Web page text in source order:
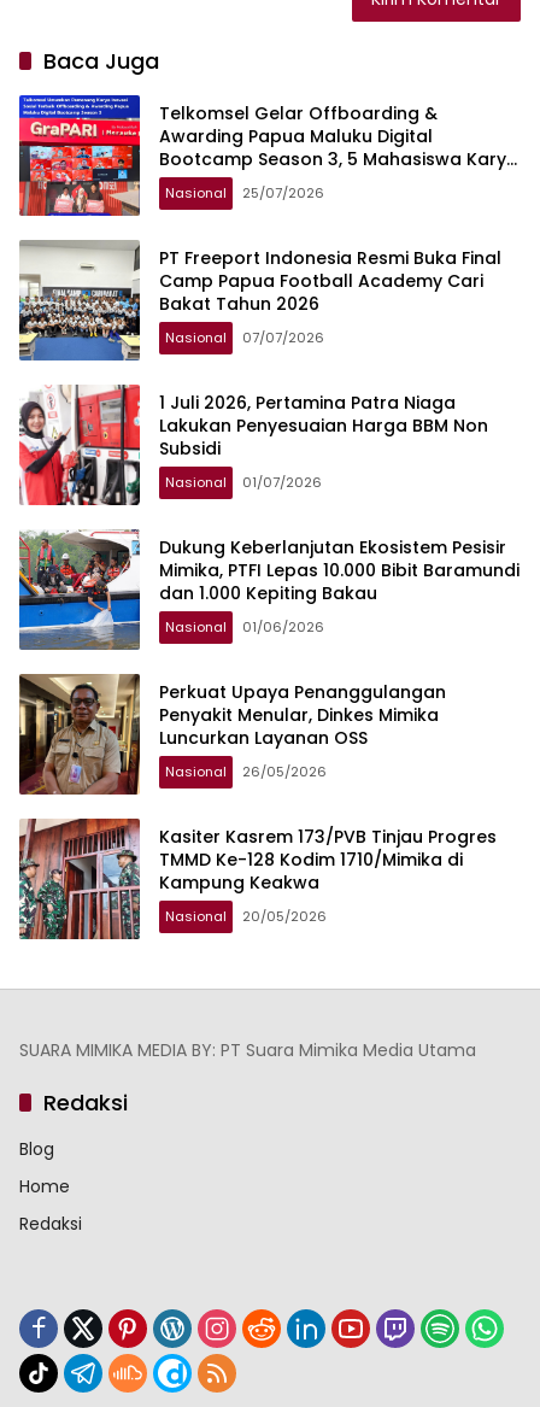
Baca Juga
Telkomsel Gelar Offboarding &
Awarding Papua Maluku Digital
Bootcamp Season 3, 5 Mahasiswa Karya
Terbaik Terima Penghargaan
Nasional 25/07/2026
PT Freeport Indonesia Resmi Buka Final
Camp Papua Football Academy Cari
Bakat Tahun 2026
Nasional 07/07/2026
1 Juli 2026, Pertamina Patra Niaga
Lakukan Penyesuaian Harga BBM Non
Subsidi
Nasional 01/07/2026
Dukung Keberlanjutan Ekosistem Pesisir
Mimika, PTFI Lepas 10.000 Bibit Baramundi
dan 1.000 Kepiting Bakau
Nasional 01/06/2026
Perkuat Upaya Penanggulangan
Penyakit Menular, Dinkes Mimika
Luncurkan Layanan OSS
Nasional 26/05/2026
Kasiter Kasrem 173/PVB Tinjau Progres
TMMD Ke-128 Kodim 1710/Mimika di
Kampung Keakwa
Nasional 20/05/2026
SUARA MIMIKA MEDIA BY: PT Suara Mimika Media Utama
Redaksi
Blog
Home
Redaksi